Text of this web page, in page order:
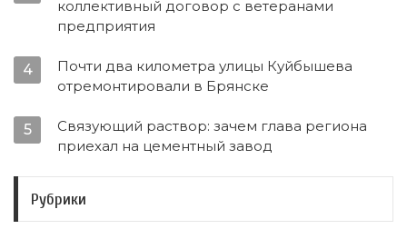
коллективный договор с ветеранами
предприятия
4
Почти два километра улицы Куйбышева
отремонтировали в Брянске
5
Связующий раствор: зачем глава региона
приехал на цементный завод
Рубрики